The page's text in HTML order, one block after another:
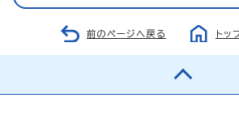
前のページへ戻る トッ